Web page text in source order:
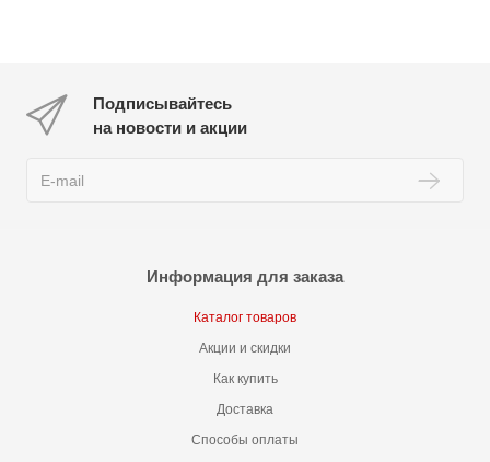
Подписывайтесь
на новости и акции
Информация для заказа
Каталог товаров
Акции и скидки
Как купить
Доставка
Способы оплаты